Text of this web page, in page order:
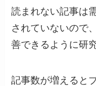
読まれない記事は
されていないので
善できるように研
記事数が増えると